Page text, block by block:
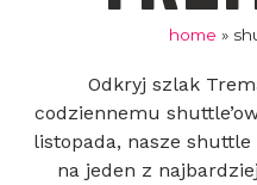
home »
Odkryj szlak
codziennemu
listopada, nasze
na jeden z